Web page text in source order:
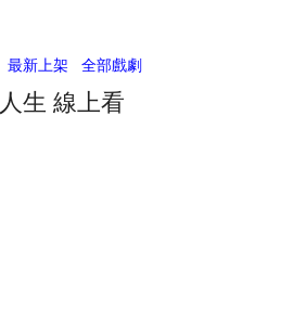
最新上架 全部戲劇
生 線上看